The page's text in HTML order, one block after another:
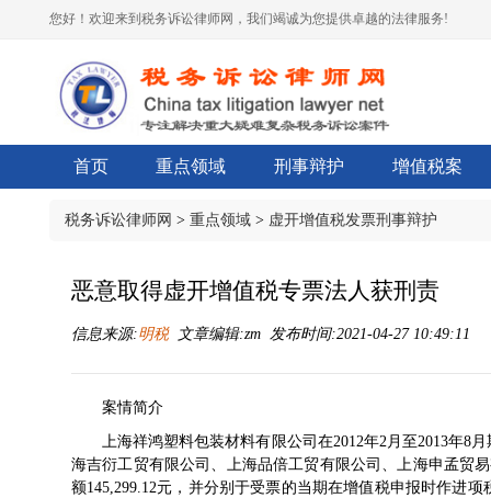
您好！欢迎来到税务诉讼律师网，我们竭诚为您提供卓越的法律服务!
首页 重点领域 刑事辩护 增值税案
税务诉讼律师网 > 重点领域 > 虚开增值税发票刑事辩护
恶意取得虚开增值税专票法人获刑责
信息来源:明税文章编辑:zm 发布时间:2021-04-27 10:49:11
案情简介
上海祥鸿塑料包装材料有限公司在2012年2月至2013年8
海吉衍工贸有限公司、上海品倍工贸有限公司、上海申孟贸
额145,299.12元，并分别于受票的当期在增值税申报时作进